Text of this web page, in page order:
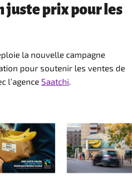
juste prix pour les
la nouvelle campagne
pour soutenir les ventes de
l’agence Saatchi.